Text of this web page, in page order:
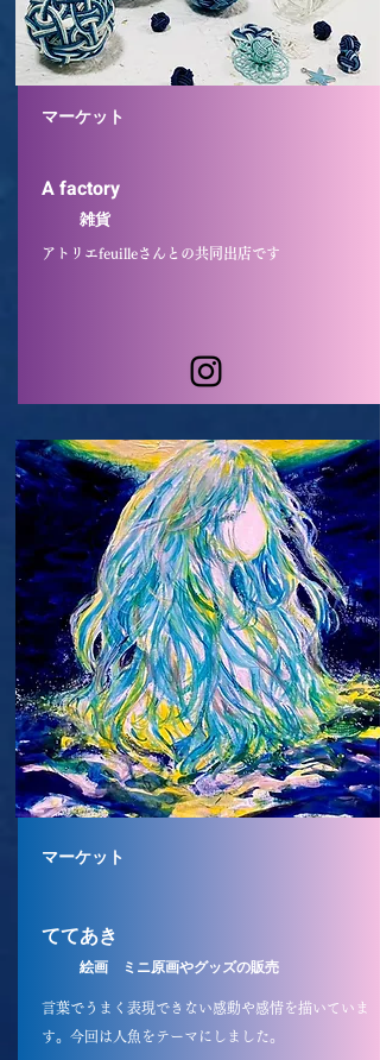
マーケット
A factory
雑貨
アトリエfeuilleさんとの共同出店です
マーケット
ててあき
絵画 ミニ原画やグッズの販売
言葉でうまく表現できない感動や感情を描いていま
す。今回は人魚をテーマにしました。